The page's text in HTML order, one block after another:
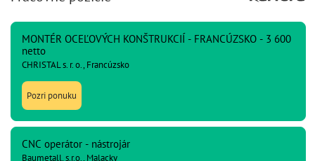
MONTÉR OCEĽOVÝCH KONŠTRUKCIÍ - FRANCÚZSKO - 3 600
netto
CHRISTAL s. r. o., Francúzsko
Pozri ponuku
CNC operátor - nástrojár
Baumetall, s.r.o., Malacky